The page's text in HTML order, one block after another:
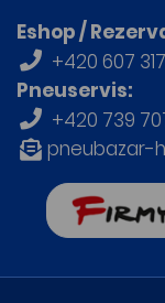
Eshop /
+420 607
Pneuservis:
+420 739
pneubazar-